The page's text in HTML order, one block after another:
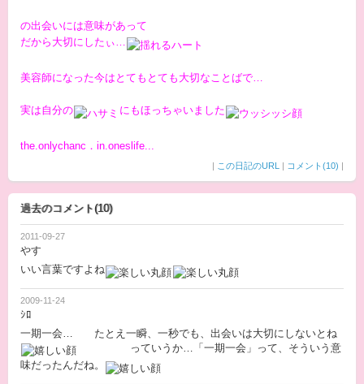
の出会いには意味があって
だから大切にしたぃ…
美容師になった今はとてもとても大切なことばで…
実は自分の にもほっちゃいました
the.onlychanc．in.oneslife...
| この日記のURL | コメント(10) |
過去のコメント(10)
2011-09-27
やす
いい言葉ですよね
2009-11-24
ｼﾛ
一期一会… たとえ一瞬、一秒でも、出会いは大切にしないとね
っていうか…「一期一会」って、そういう意
味だったんだね。